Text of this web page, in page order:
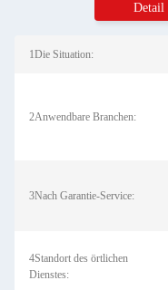
Detail
1Die Situation:
2Anwendbare Branchen:
3Nach Garantie-Service:
4Standort des örtlichen
Dienstes: